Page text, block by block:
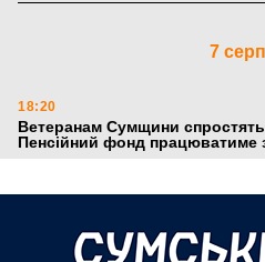
7
18:20
Ветеранам Сумщини спростять
Пенсійний фонд працюватиме
6